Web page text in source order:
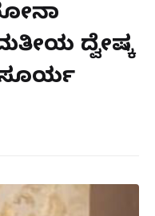
ದ್ವೇಷಕ್ಕೆ
ಸೂರ್ಯ